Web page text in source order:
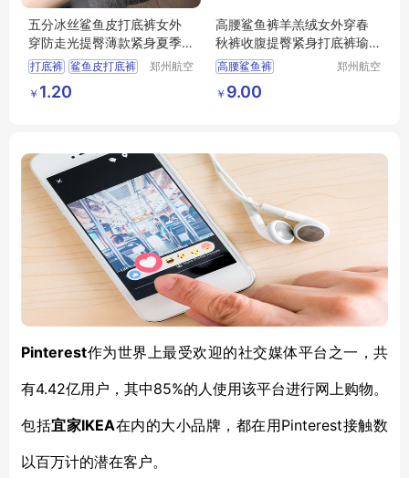
五分冰丝鲨鱼皮打底裤女外
穿防走光提臀薄款紧身夏季
健美瑜伽短裤
打底裤 鲨鱼皮打底裤
短裤
瑜伽短裤
郑州航空
￥ 1.20
高腰鲨鱼裤羊羔绒女外穿春
秋裤收腹提臀紧身打底裤瑜
伽芭比裤代发
高腰鲨鱼裤
羊羔绒女外穿春秋裤
收腹提臀紧身打底裤
郑州航空
￥ 9.00
Pinterest作为世界上最受欢迎的社交媒体平台之一，共
有4.42亿用户，其中85%的人使用该平台进行网上购物。
包括宜家IKEA在内的大小品牌，都在用Pinterest接触数
以百万计的潜在客户。